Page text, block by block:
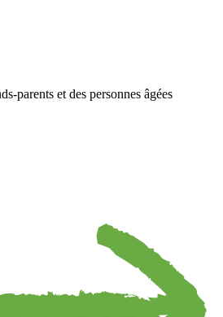
parents et des personnes âgées